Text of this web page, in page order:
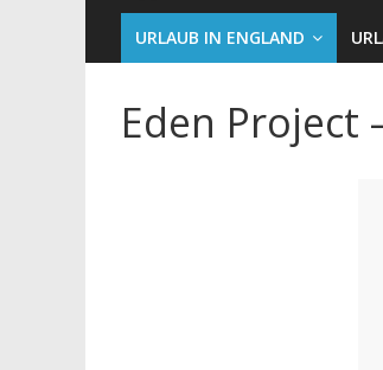
URLAUB IN ENGLAND
Eden Project